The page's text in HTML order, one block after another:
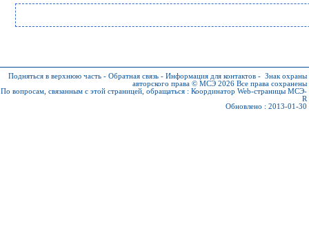
Подняться в верхнюю часть - Обратная связь - Информация для контактов - Знак охраны
авторского права © МСЭ 2026 Все права сохранены
По вопросам, связанным с этой страницей, обращаться : Координатор Web-страницы МСЭ-
R
Обновлено : 2013-01-30